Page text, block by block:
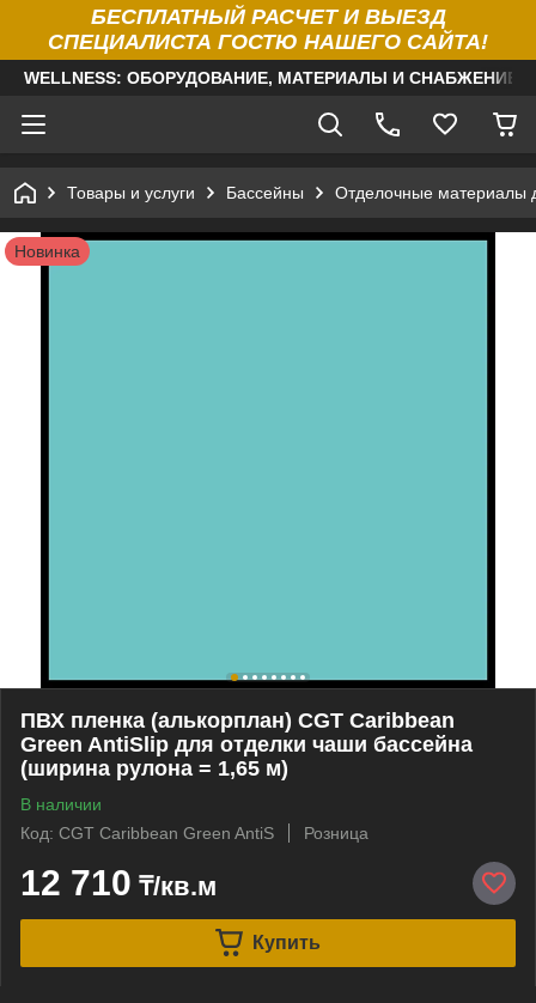
БЕСПЛАТНЫЙ РАСЧЕТ И ВЫЕЗД
СПЕЦИАЛИСТА ГОСТЮ НАШЕГО САЙТА!
WELLNESS: ОБОРУДОВАНИЕ, МАТЕРИАЛЫ И
Товары и услуги Бассейны Отделочные материалы
Новинка
ПВХ пленка (алькорплан) CGT Caribbean
Green AntiSlip для отделки чаши бассейна
(ширина рулона = 1,65 м)
В наличии
Код: CGT Caribbean Green AntiS
Розница
12 710 ₸/кв.м
Купить